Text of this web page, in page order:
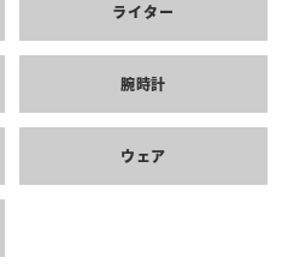
ライター
腕時計
ウェア